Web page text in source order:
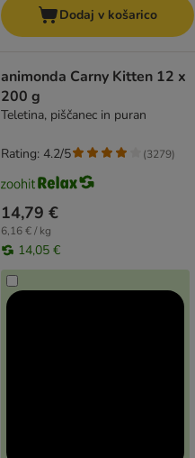
Dodaj v košarico
animonda Carny Kitten 12 x
200 g
Teletina, piščanec in puran
14,79 €
6,16 € / kg
14,05 €
Rating: 4.2/5 (3279)